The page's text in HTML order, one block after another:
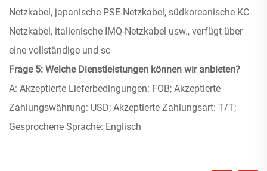
Netzkabel, japanische PSE-Netzkabel, südkoreanische KC-
Netzkabel, italienische IMQ-Netzkabel usw., verfügt über
eine vollständige und sc
Frage 5: Welche Dienstleistungen können wir anbieten?
A: Akzeptierte Lieferbedingungen: FOB; Akzeptierte
Zahlungswährung: USD; Akzeptierte Zahlungsart: T/T;
Gesprochene Sprache: Englisch